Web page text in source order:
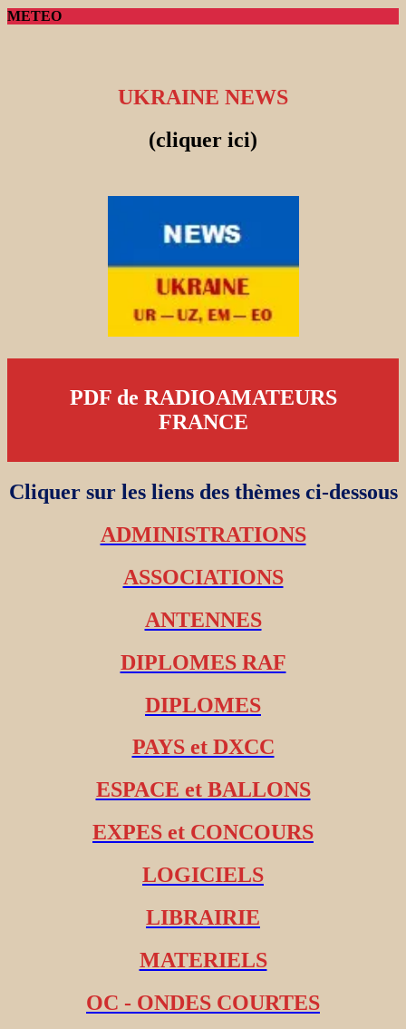
METEO
UKRAINE NEWS
(cliquer ici)
PDF de RADIOAMATEURS
FRANCE
Cliquer sur les liens des thèmes ci-dessous
ADMINISTRATIONS
ASSOCIATIONS
ANTENNES
DIPLOMES RAF
DIPLOMES
PAYS et DXCC
ESPACE et BALLONS
EXPES et CONCOURS
LOGICIELS
LIBRAIRIE
MATERIELS
OC - ONDES COURTES